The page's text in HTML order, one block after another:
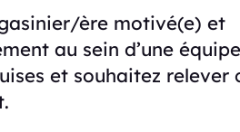
ère motivé(e) et
au sein d’une
et souhaitez relever